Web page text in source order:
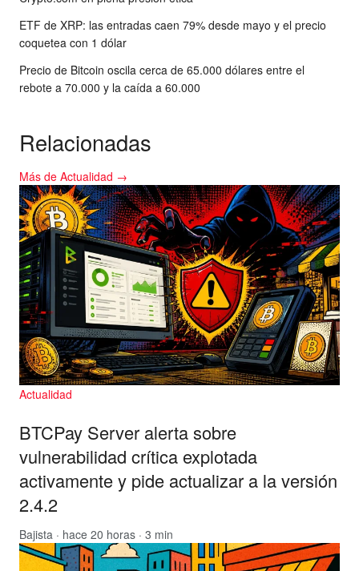
ETF de XRP: las entradas caen 79% desde mayo y el precio
coquetea con 1 dólar
Precio de Bitcoin oscila cerca de 65.000 dólares entre el
rebote a 70.000 y la caída a 60.000
Relacionadas
Más de Actualidad →
Actualidad
BTCPay Server alerta sobre
vulnerabilidad crítica explotada
activamente y pide actualizar a la versión
2.4.2
Bajista · hace 20 horas · 3 min